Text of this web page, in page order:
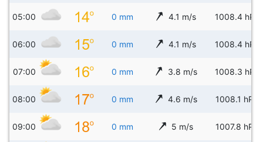
05:00 0 mm 4.1 m/s 1008.4 hPa
06:00 0 mm 4.1 m/s 1008.4 hPa
07:00 0 mm 3.8 m/s 1008.3 hPa
08:00 0 mm 4.6 m/s 1008.1 hPa
09:00 0 mm 5 m/s 1007.8 hPa